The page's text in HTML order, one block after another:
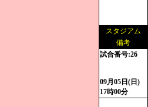
スタジアム
備考
試合番号:26
09月05日(日)
17時00分